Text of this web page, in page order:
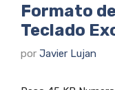
Formato
Teclado
por Javier Lujan